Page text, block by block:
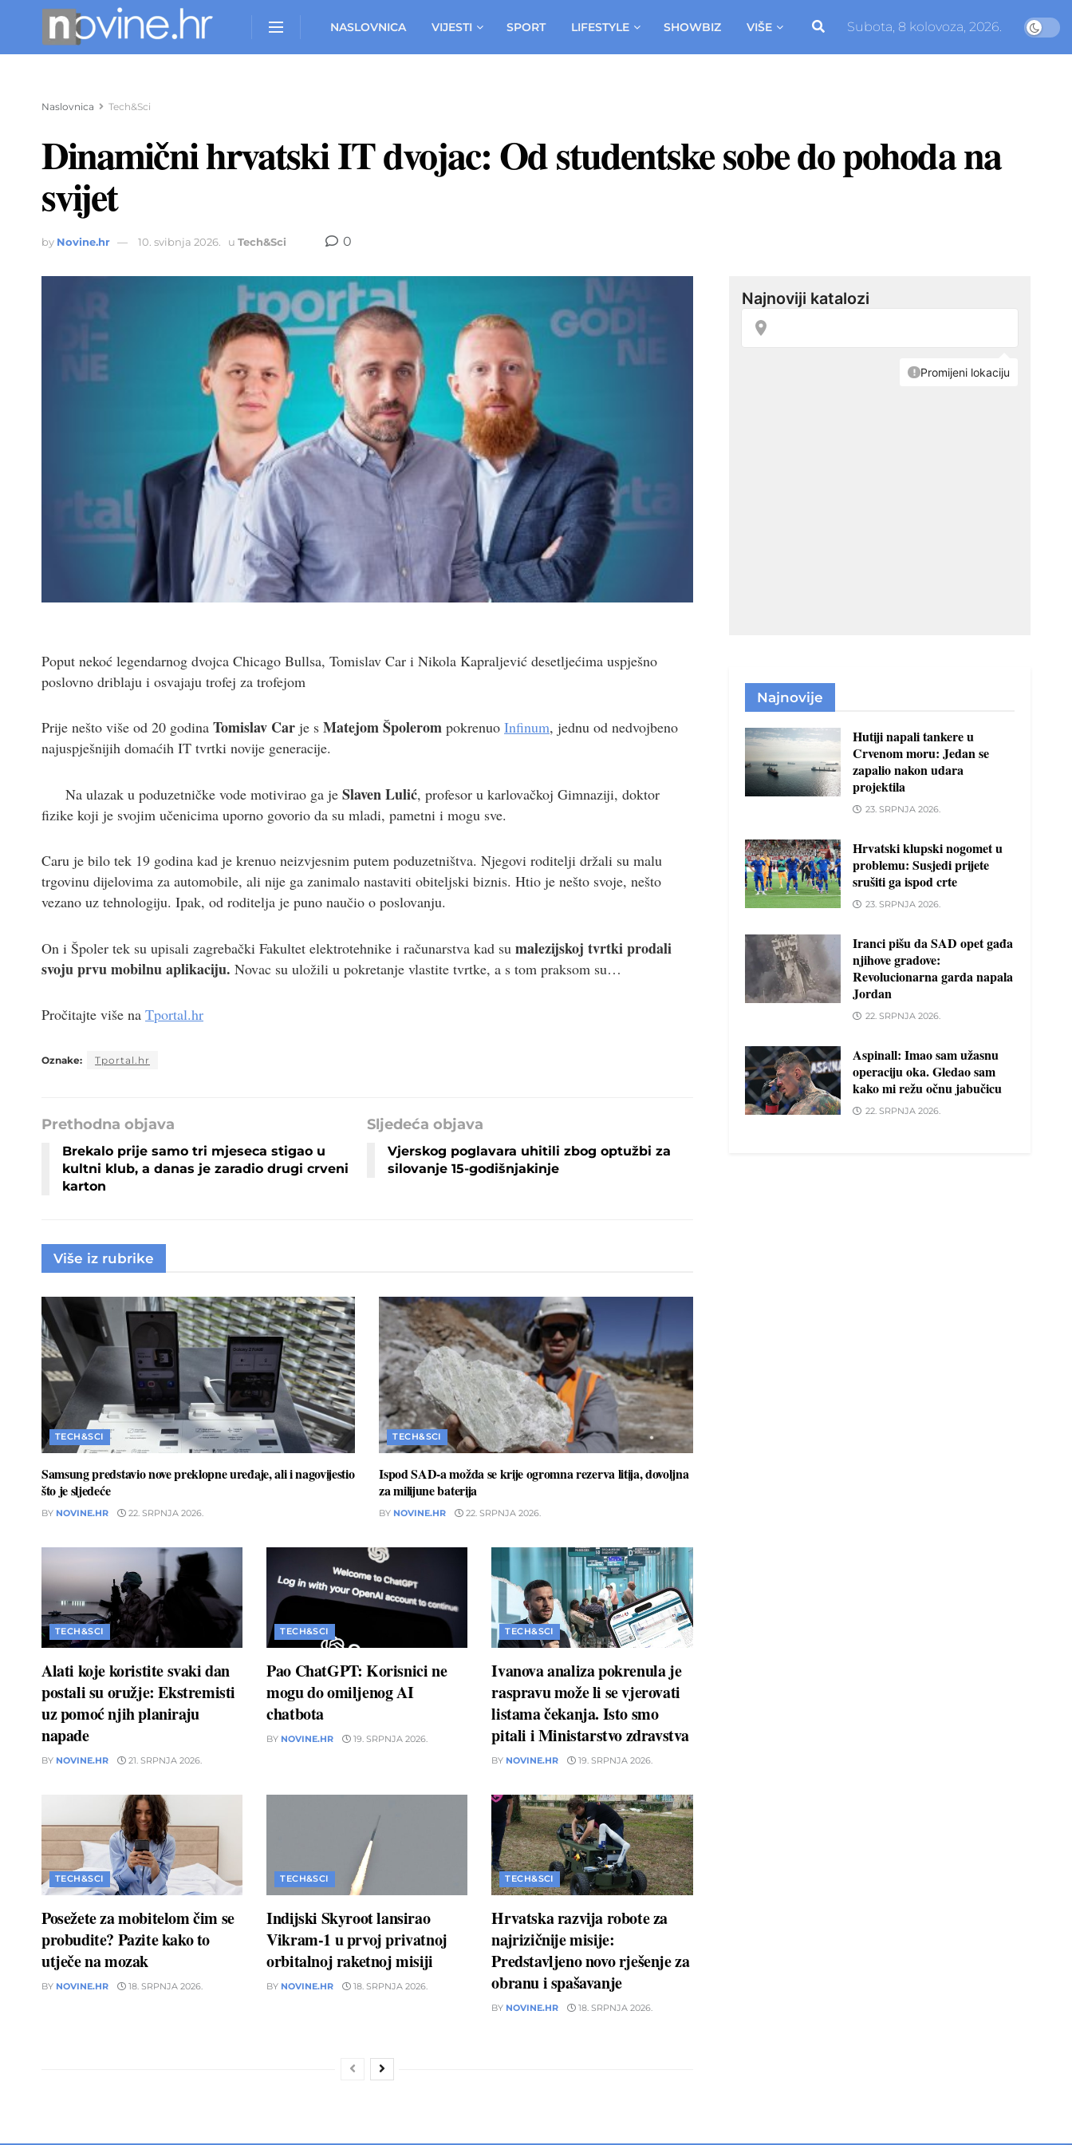
NASLOVNICA VIJESTI SPORT LIFESTYLE SHOWBIZ VIŠE Subota, 8 kolovoza, 2026.
Naslovnica Tech&Sci
Dinamični hrvatski IT dvojac: Od studentske sobe do pohoda na
svijet
by Novine.hr 10. svibnja 2026. u Tech&Sci 0
Poput nekoć legendarnog dvojca Chicago Bullsa, Tomislav Car i Nikola Kapraljević desetljećima uspješno
poslovno driblaju i osvajaju trofej za trofejom
Prije nešto više od 20 godina Tomislav Car je s Matejom Špolerom pokrenuo Infinum, jednu od nedvojbeno
najuspješnijih domaćih IT tvrtki novije generacije.
Na ulazak u poduzetničke vode motivirao ga je Slaven Lulić, profesor u karlovačkoj Gimnaziji, doktor
fizike koji je svojim učenicima uporno govorio da su mladi, pametni i mogu sve.
Caru je bilo tek 19 godina kad je krenuo neizvjesnim putem poduzetništva. Njegovi roditelji držali su malu
trgovinu dijelovima za automobile, ali nije ga zanimalo nastaviti obiteljski biznis. Htio je nešto svoje, nešto
vezano uz tehnologiju. Ipak, od roditelja je puno naučio o poslovanju.
On i Špoler tek su upisali zagrebački Fakultet elektrotehnike i računarstva kad su malezijskoj tvrtki prodali
svoju prvu mobilnu aplikaciju. Novac su uložili u pokretanje vlastite tvrtke, a s tom praksom su…
Pročitajte više na Tportal.hr
Oznake: Tportal.hr
Prethodna objava
Brekalo prije samo tri mjeseca stigao u
kultni klub, a danas je zaradio drugi crveni
karton
Sljedeća objava
Vjerskog poglavara uhitili zbog optužbi za
silovanje 15-godišnjakinje
Više iz rubrike
TECH&SCI
Samsung predstavio nove preklopne uređaje, ali i nagovijestio
što je sljedeće
BY NOVINE.HR 22. SRPNJA 2026.
TECH&SCI
Ispod SAD-a možda se krije ogromna rezerva litija, dovoljna
za milijune baterija
BY NOVINE.HR 22. SRPNJA 2026.
TECH&SCI
Alati koje koristite svaki dan
postali su oružje: Ekstremisti
uz pomoć njih planiraju
napade
BY NOVINE.HR 21. SRPNJA 2026.
TECH&SCI
Pao ChatGPT: Korisnici ne
mogu do omiljenog AI
chatbota
BY NOVINE.HR 19. SRPNJA 2026.
TECH&SCI
Ivanova analiza pokrenula je
raspravu može li se vjerovati
listama čekanja. Isto smo
pitali i Ministarstvo zdravstva
BY NOVINE.HR 19. SRPNJA 2026.
TECH&SCI
Posežete za mobitelom čim se
probudite? Pazite kako to
utječe na mozak
BY NOVINE.HR 18. SRPNJA 2026.
TECH&SCI
Indijski Skyroot lansirao
Vikram-1 u prvoj privatnoj
orbitalnoj raketnoj misiji
BY NOVINE.HR 18. SRPNJA 2026.
TECH&SCI
Hrvatska razvija robote za
najrizičnije misije:
Predstavljeno novo rješenje za
obranu i spašavanje
BY NOVINE.HR 18. SRPNJA 2026.
Najnovije
Hutiji napali tankere u
Crvenom moru: Jedan se
zapalio nakon udara
projektila
23. SRPNJA 2026.
Hrvatski klupski nogomet u
problemu: Susjedi prijete
srušiti ga ispod crte
23. SRPNJA 2026.
Iranci pišu da SAD opet gađa
njihove gradove:
Revolucionarna garda napala
Jordan
22. SRPNJA 2026.
Aspinall: Imao sam užasnu
operaciju oka. Gledao sam
kako mi režu očnu jabučicu
22. SRPNJA 2026.